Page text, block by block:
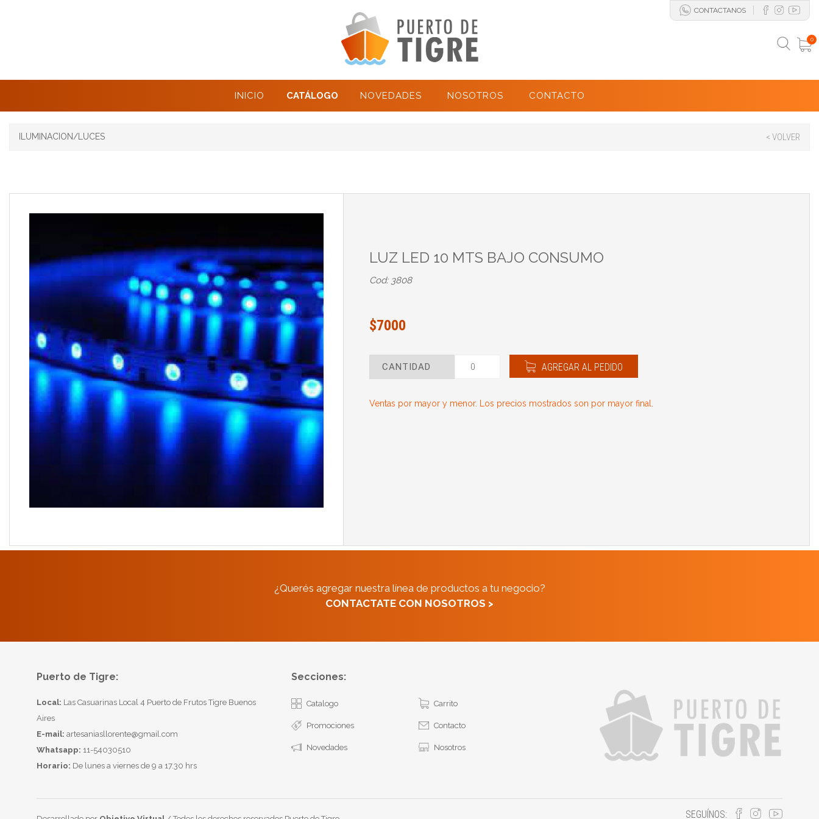
CONTACTANOS
0
INICIO CATÁLOGO NOVEDADES NOSOTROS CONTACTO
ILUMINACION/LUCES < VOLVER
LUZ LED 10 MTS BAJO CONSUMO
Cod: 3808
$7000
CANTIDAD AGREGAR AL PEDIDO
Ventas por mayor y menor. Los precios mostrados son por mayor final.
¿Querés agregar nuestra línea de productos a tu negocio?
CONTACTATE CON NOSOTROS >
Puerto de Tigre:
Local: Las Casuarinas Local 4 Puerto de Frutos Tigre Buenos
Aires
E-mail: artesaniasllorente@gmail.com
Whatsapp: 11-54030510
Horario: De lunes a viernes de 9 a 17.30 hrs
Secciones:
Catalogo
Promociones
Novedades
Carrito
Contacto
Nosotros
SEGUÍNOS: